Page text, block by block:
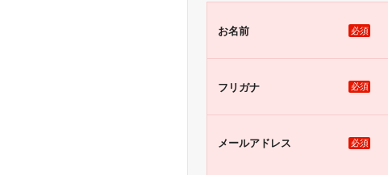
お名前 必須
フリガナ 必須
メールアドレス 必須